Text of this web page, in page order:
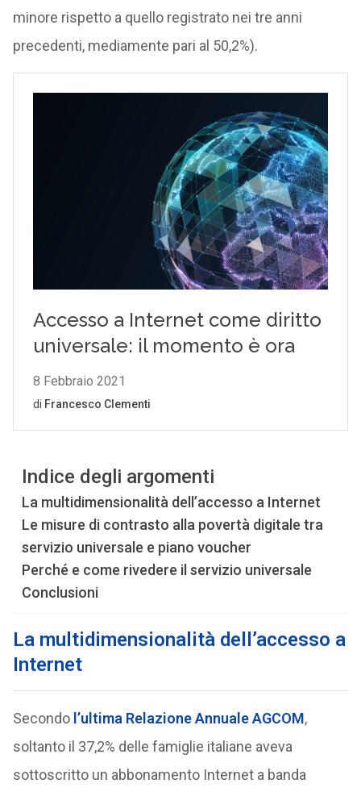
minore rispetto a quello registrato nei tre anni
precedenti, mediamente pari al 50,2%).
Indice degli argomenti
La multidimensionalità dell’accesso a Internet
Le misure di contrasto alla povertà digitale tra
servizio universale e piano voucher
Perché e come rivedere il servizio universale
Conclusioni
La multidimensionalità dell’accesso a
Internet
Secondo l’ultima Relazione Annuale AGCOM,
soltanto il 37,2% delle famiglie italiane aveva
sottoscritto un abbonamento Internet a banda